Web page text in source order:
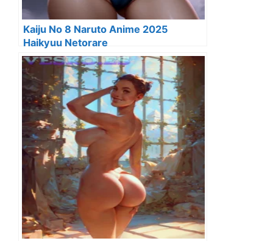
Kaiju No 8 Naruto Anime 2025
Haikyuu Netorare